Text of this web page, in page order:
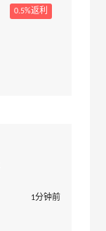
0.5%返利
1分钟前